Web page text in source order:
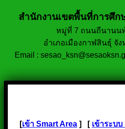
สำนักงานเขตพื้นที่การศึ
หมู่ที่ 7 ถนนถีนานน
อำเภอเมืองกาฬสินธุ์ จั
Email :
[เข้า Smart Area ] [ เข้าระบ